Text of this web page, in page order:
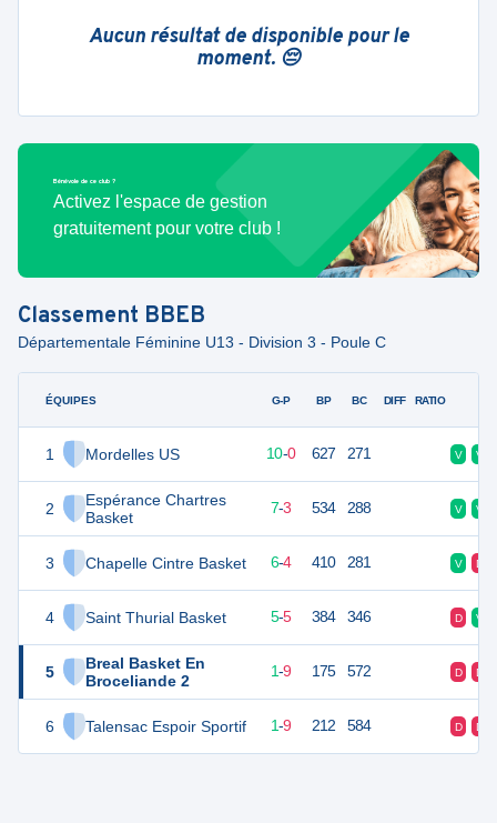
Aucun résultat de disponible pour le
moment. 😔
Bénévole de ce club ?
Activez l'espace de gestion
gratuitement pour votre club !
Classement BBEB
Départementale Féminine U13 - Division 3 - Poule C
ÉQUIPES
1 Mordelles US
2
Espérance Chartres
Basket
3 Chapelle Cintre Basket
4 Saint Thurial Basket
5
Breal Basket En
Broceliande 2
6 Talensac Espoir Sportif
G-P BP BC DIFF RATIO
10-0 627 271 V V
17 7-3 534 288 V V
16 10 6-4 410 281 V D
15 5-5 384 346 D V
11 1-9 175 572 D D
11 10 1-9 212 584 D D